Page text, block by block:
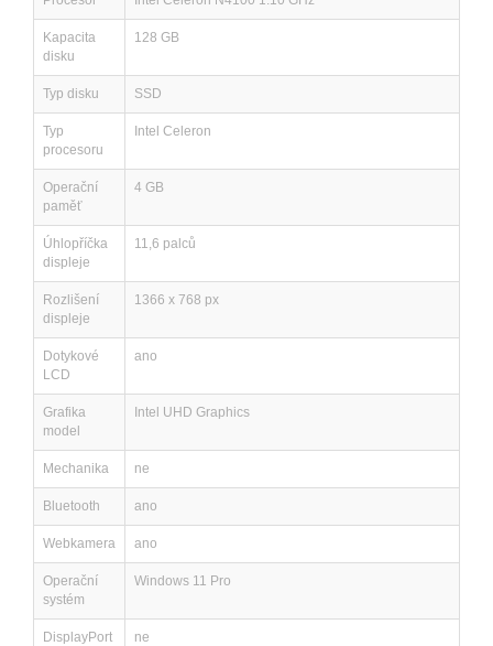
Kapacita
disku
128 GB
Typ disku SSD
Typ
procesoru
Intel Celeron
Operační
paměť
4 GB
Úhlopříčka
displeje
11,6 palců
Rozlišení
displeje
1366 x 768 px
Dotykové
LCD
ano
Grafika
model
Intel UHD Graphics
Mechanika ne
Bluetooth ano
Webkamera ano
Operační
systém
Windows 11 Pro
DisplayPort ne